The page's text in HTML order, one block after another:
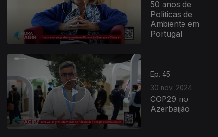
50 anos de
Políticas de
Ambiente em
Portugal
Ep. 45
30 nov. 2024
COP29 no
Azerbaijão